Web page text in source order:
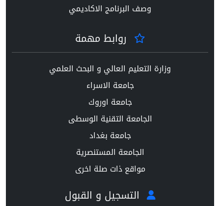
وصف البرنامج الاكاديمي
روابط مهمة
وزارة التعليم العالي و البحث العلمي
جامعة الاسراء
جامعة اوروك
الجامعة التقنية الوسطى
جامعة بغداد
الجامعة المستنصرية
مواقع ذات صلة اخرى
التسجيل و القبول